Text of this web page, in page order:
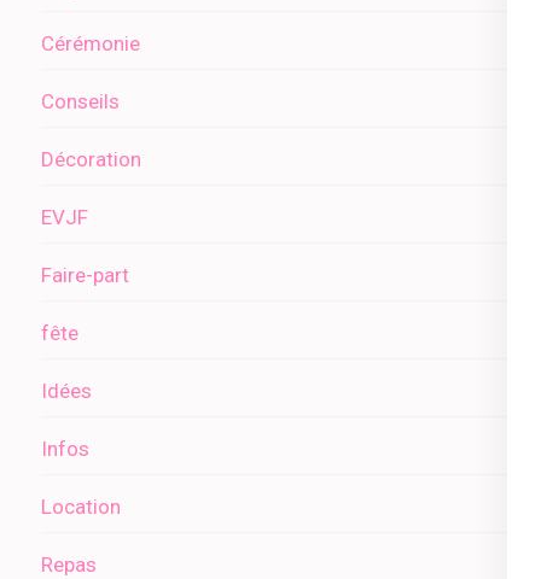
Cérémonie
Conseils
Décoration
EVJF
Faire-part
fête
Idées
Infos
Location
Repas